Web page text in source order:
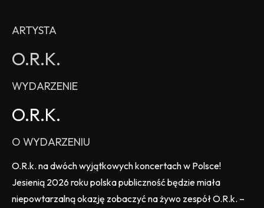
ARTYSTA
O.R.K.
WYDARZENIE
O.R.K.
O WYDARZENIU
O.R.k. na dwóch wyjątkowych koncertach w Polsce!
Jesienią 2026 roku polska publiczność będzie miała
niepowtarzalną okazję zobaczyć na żywo zespół O.R.k. –